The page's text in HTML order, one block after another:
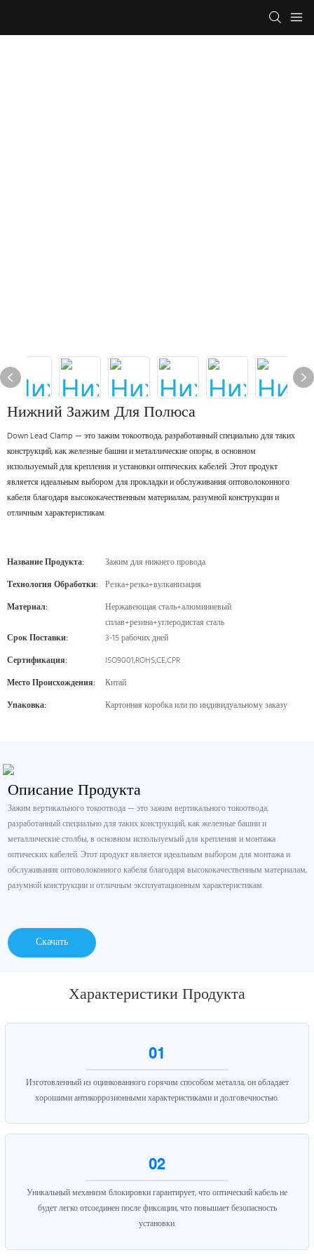
Нижний Зажим Для Полюса
Down Lead Clamp — это зажим токоотвода, разработанный специально для таких
конструкций, как железные башни и металлические опоры, в основном
используемый для крепления и установки оптических кабелей. Этот продукт
является идеальным выбором для прокладки и обслуживания оптоволоконного
кабеля благодаря высококачественным материалам, разумной конструкции и
отличным характеристикам.
Название Продукта:
Зажим для нижнего провода
Технология Обработки: Резка+резка+вулканизация
Материал:
Нержавеющая сталь+алюминиевый
сплав+резина+углеродистая сталь
Срок Поставки:
3-15 рабочих дней
Сертификация:
ISO9001,ROHS,CE,CPR
Место Происхождения:
Китай
Упаковка:
Картонная коробка или по индивидуальному заказу
Описание Продукта
Зажим вертикального токоотвода — это зажим вертикального токоотвода,
разработанный специально для таких конструкций, как железные башни и
металлические столбы, в основном используемый для крепления и монтажа
оптических кабелей. Этот продукт является идеальным выбором для монтажа и
обслуживания оптоволоконного кабеля благодаря высококачественным материалам,
разумной конструкции и отличным эксплуатационным характеристикам.
Скачать
Характеристики Продукта
01
Изготовленный из оцинкованного горячим способом металла, он обладает
хорошими антикоррозионными характеристиками и долговечностью.
02
Уникальный механизм блокировки гарантирует, что оптический кабель не
будет легко отсоединен после фиксации, что повышает безопасность
установки.